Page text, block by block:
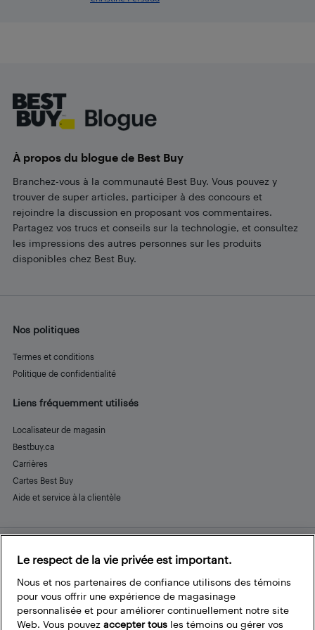
À propos du blogue de Best Buy
Branchez-vous à la communauté Best Buy. Vous pouvez y
trouver de super articles, participer à des concours et
rejoindre la discussion en proposant vos commentaires.
Partagez vos trucs et conseils sur la technologie, et consultez
les impressions des autres personnes sur les produits
disponibles chez Best Buy.
Nos politiques
Termes et conditions
Politique de confidentialité
Liens fréquemment utilisés
Localisateur de magasin
Bestbuy.ca
Carrières
Cartes Best Buy
Aide et service à la clientèle
Restez connecté
FacebookInstagram
PinterestLinkedInYouTube
Le respect de la vie privée est important.
Nous et nos partenaires de confiance utilisons des témoins
pour vous offrir une expérience de magasinage
personnalisée et pour améliorer continuellement notre site
Web. Vous pouvez accepter tous les témoins ou gérer vos